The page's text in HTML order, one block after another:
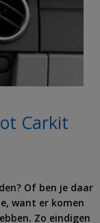
Carkit
Of ben je daar
want er komen
Zo eindigen